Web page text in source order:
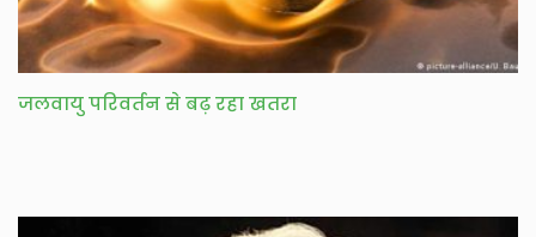
जलवायु परिवर्तन से बढ़ रहा खतरा